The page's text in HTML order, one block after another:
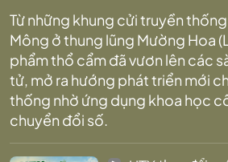
Từ những khung cửi truyền
Mông ở thung lũng Mường Hoa
phẩm thổ cẩm đã vươn lên các
tử, mở ra hướng phát triển mới
thống nhờ ứng dụng khoa học
chuyển đổi số.